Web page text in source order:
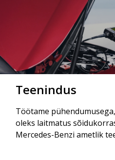
Teenindus
Töötame
oleks laitmatus
Mercedes-Benzi ametlik